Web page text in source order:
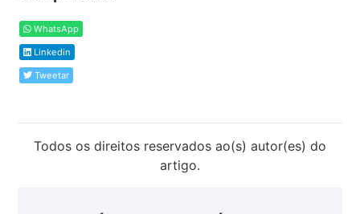
WhatsApp
Linkedin
Tweetar
Todos os direitos reservados ao(s) autor(es) do
artigo.